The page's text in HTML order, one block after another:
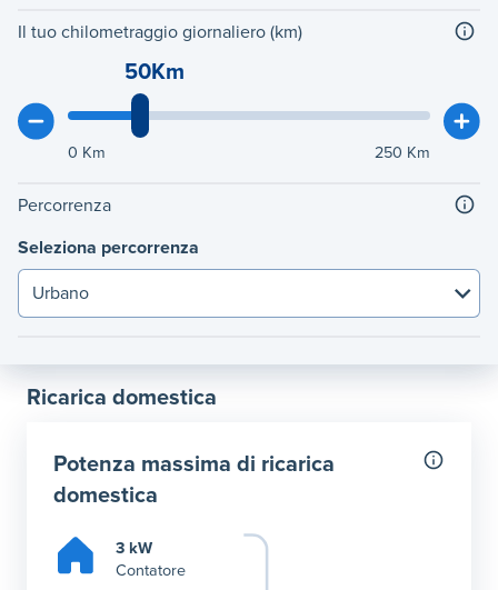
Il tuo chilometraggio giornaliero (km)
50Km
0 Km 250 Km
Percorrenza
Seleziona percorrenza
Ricarica domestica
Potenza massima di ricarica
domestica
3 kW
Contatore